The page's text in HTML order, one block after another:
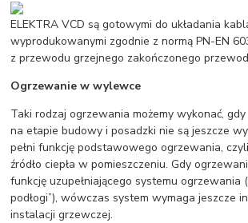
ELEKTRA VCD są gotowymi do układania
wyprodukowanymi zgodnie z normą PN-EN
z przewodu grzejnego zakończonego
Ogrzewanie w wylewce
Taki rodzaj ogrzewania możemy wykonać,
na etapie budowy i posadzki nie są jeszcze
pełni funkcję podstawowego ogrzewania,
źródło ciepła w pomieszczeniu. Gdy
funkcję uzupełniającego systemu ogrzewania
podłogi”), wówczas system wymaga jeszcze
instalacji grzewczej.